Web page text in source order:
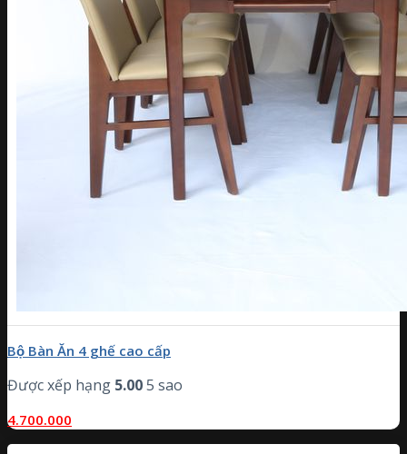
Bộ Bàn Ăn 4 ghế cao cấp
Được xếp hạng 5.005 sao
4.700.000